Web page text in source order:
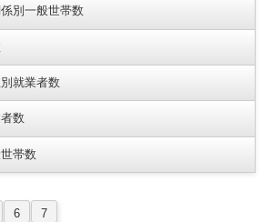
別一般世帯数
就業者数
数
帯数
6
7